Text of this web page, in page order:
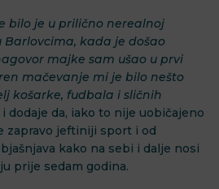
bilo je u prilično nerealnoj
Barlovcima, kada je došao
majke sam ušao u prvi
mačevanje mi je bilo nešto
košarke, fudbala i sličnih
i dodaje da, iako to nije uobičajeno
zapravo jeftiniji sport i od
kako na sebi i dalje nosi
prije sedam godina.